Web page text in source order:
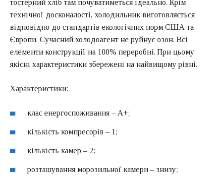
тостерний хліб там почуватиметься ідеально. Крім
технічної досконалості, холодильник виготовляється
відповідно до стандартів екологічних норм США та
Європи. Сучасний холодоагент не руйнує озон. Всі
елементи конструкції на 100% переробні. При цьому
якісні характеристики збережені на найвищому рівні.
Характеристики:
клас енергоспоживання – A+;
кількість компресорів – 1;
кількість камер – 2;
розташування морозильної камери – знизу;